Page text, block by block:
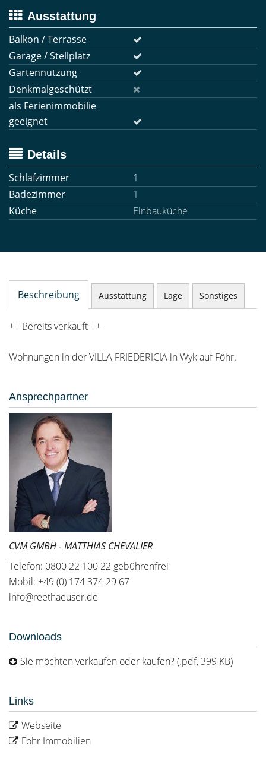
Ausstattung
Balkon / Terrasse
Garage / Stellplatz
Gartennutzung
Denkmalgeschützt
als Ferienimmobilie
geeignet
Details
Schlafzimmer
1
Badezimmer
1
Küche
Einbauküche
Beschreibung Ausstattung Lage Sonstiges
++ Bereits verkauft ++
Wohnungen in der VILLA FRIEDERICIA in Wyk auf Föhr.
Ansprechpartner
CVM GMBH - MATTHIAS CHEVALIER
Telefon: 0800 22 100 22 gebührenfrei
Mobil: +49 (0) 174 374 29 67
info@reethaeuser.de
Downloads
Sie möchten verkaufen oder kaufen? (.pdf, 399 KB)
Links
Webseite
Föhr Immobilien